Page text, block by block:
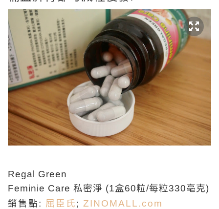
Regal Green
Feminie Care 私密淨 (1盒60粒/每粒330亳克)
銷售點: 屈臣氏; ZINOMALL.com